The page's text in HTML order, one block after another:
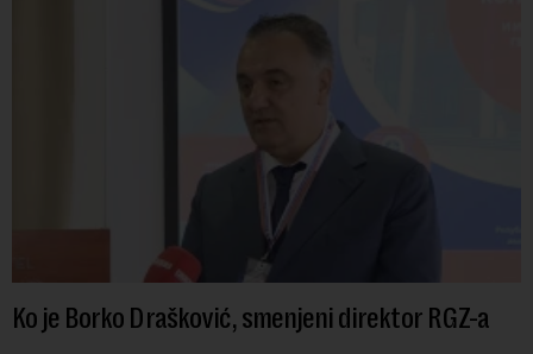
Ko je Borko Drašković, smenjeni direktor RGZ-a